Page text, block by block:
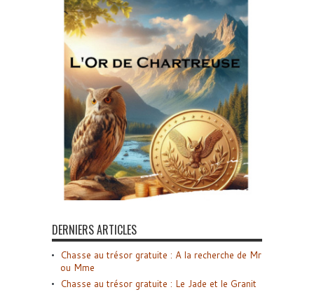
DERNIERS ARTICLES
Chasse au trésor gratuite : A la recherche de Mr
ou Mme
Chasse au trésor gratuite : Le Jade et le Granit